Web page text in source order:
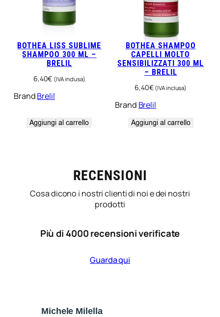
BOTHEA LISS SUBLIME
SHAMPOO 300 ML –
BRELIL
6,40€ (IVA inclusa)
BrandBrelil
Aggiungi al carrello
BOTHEA SHAMPOO
CAPELLI MOLTO
SENSIBILIZZATI 300 ML
– BRELIL
6,40€ (IVA inclusa)
Brand Brelil
Aggiungi al carrello
RECENSIONI
Cosa dicono i nostri clienti di noi e dei nostri
prodotti
Più di 4000 recensioni verificate
Guarda qui
Michele Milella